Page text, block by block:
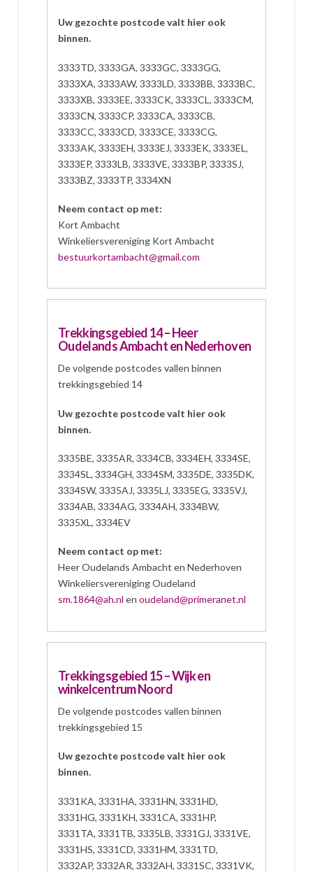
Uw gezochte postcode valt hier ook
binnen.
3333TD, 3333GA, 3333GC, 3333GG,
3333XA, 3333AW, 3333LD, 3333BB, 3333BC,
3333XB, 3333EE, 3333CK, 3333CL, 3333CM,
3333CN, 3333CP, 3333CA, 3333CB,
3333CC, 3333CD, 3333CE, 3333CG,
3333AK, 3333EH, 3333EJ, 3333EK, 3333EL,
3333EP, 3333LB, 3333VE, 3333BP, 3333SJ,
3333BZ, 3333TP, 3334XN
Neem contact op met:
Kort Ambacht
Winkeliersvereniging Kort Ambacht
bestuurkortambacht@gmail.com
Trekkingsgebied 14 – Heer
Oudelands Ambacht en Nederhoven
De volgende postcodes vallen binnen
trekkingsgebied 14
Uw gezochte postcode valt hier ook
binnen.
3335BE, 3335AR, 3334CB, 3334EH, 3334SE,
3334SL, 3334GH, 3334SM, 3335DE, 3335DK,
3334SW, 3335AJ, 3335LJ, 3335EG, 3335VJ,
3334AB, 3334AG, 3334AH, 3334BW,
3335XL, 3334EV
Neem contact op met:
Heer Oudelands Ambacht en Nederhoven
Winkeliersvereniging Oudeland
sm.1864@ah.nl en oudeland@primeranet.nl
Trekkingsgebied 15 – Wijk en
winkelcentrum Noord
De volgende postcodes vallen binnen
trekkingsgebied 15
Uw gezochte postcode valt hier ook
binnen.
3331KA, 3331HA, 3331HN, 3331HD,
3331HG, 3331KH, 3331CA, 3331HP,
3331TA, 3331TB, 3335LB, 3331GJ, 3331VE,
3331HS, 3331CD, 3331HM, 3331TD,
3332AP, 3332AR, 3332AH, 3331SC, 3331VK,